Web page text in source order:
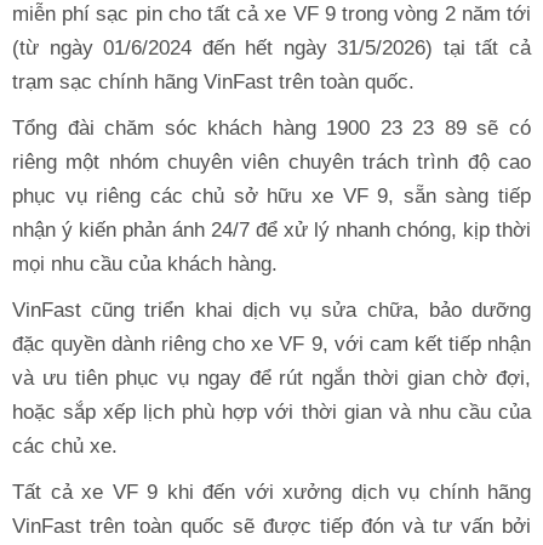
miễn phí sạc pin cho tất cả xe VF 9 trong vòng 2 năm tới
(từ ngày 01/6/2024 đến hết ngày 31/5/2026) tại tất cả
trạm sạc chính hãng VinFast trên toàn quốc.
Tổng đài chăm sóc khách hàng 1900 23 23 89 sẽ có
riêng một nhóm chuyên viên chuyên trách trình độ cao
phục vụ riêng các chủ sở hữu xe VF 9, sẵn sàng tiếp
nhận ý kiến phản ánh 24/7 để xử lý nhanh chóng, kịp thời
mọi nhu cầu của khách hàng.
VinFast cũng triển khai dịch vụ sửa chữa, bảo dưỡng
đặc quyền dành riêng cho xe VF 9, với cam kết tiếp nhận
và ưu tiên phục vụ ngay để rút ngắn thời gian chờ đợi,
hoặc sắp xếp lịch phù hợp với thời gian và nhu cầu của
các chủ xe.
Tất cả xe VF 9 khi đến với xưởng dịch vụ chính hãng
VinFast trên toàn quốc sẽ được tiếp đón và tư vấn bởi